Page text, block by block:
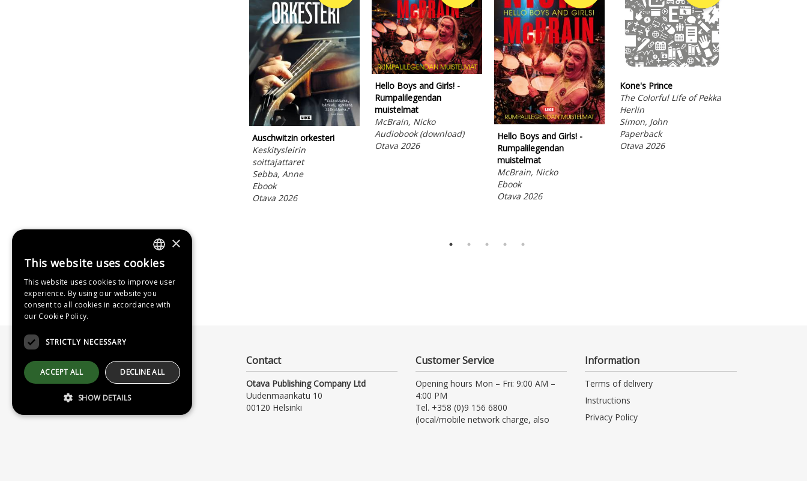
Auschwitzin orkesteri
Keskitysleirin
soittajattaret
Sebba, Anne
Ebook
Otava 2026
Hello Boys and Girls! -
Rumpalilegendan
muistelmat
McBrain, Nicko
Audiobook (download)
Otava 2026
Hello Boys and Girls! -
Rumpalilegendan
muistelmat
McBrain, Nicko
Ebook
Otava 2026
Kone's Prince
The Colorful Life of Pekka
Herlin
Simon, John
Paperback
Otava 2026
Contact
Otava Publishing Company Ltd
Uudenmaankatu 10
00120 Helsinki
Customer Service
Opening hours Mon – Fri: 9:00 AM –
4:00 PM
Tel. +358 (0)9 156 6800
(local/mobile network charge, also
Information
Terms of delivery
Instructions
Privacy Policy
FINNISH
SWEDISH
ENGLISH
×
This website uses cookies
This website uses cookies to improve user
experience. By using our website you
consent to all cookies in accordance with
our Cookie Policy.
STRICTLY NECESSARY
ACCEPT ALL DECLINE ALL
SHOW DETAILS